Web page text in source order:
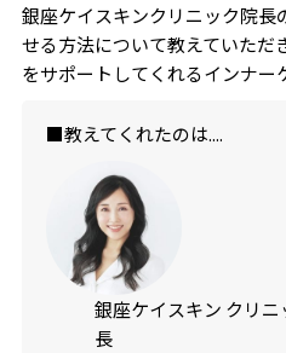
銀座ケイスキンクリニック院長
せる方法について教えていただ
をサポートしてくれるインナー
■教えてくれたのは....
銀座ケイスキン クリ
長